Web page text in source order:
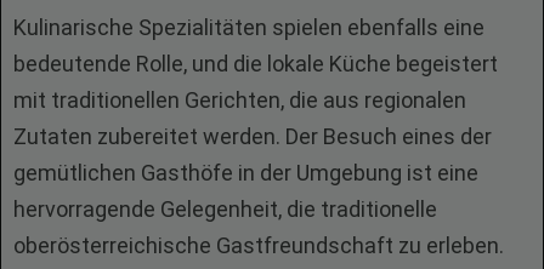
Kulinarische Spezialitäten spielen ebenfalls eine
bedeutende Rolle, und die lokale Küche begeistert
mit traditionellen Gerichten, die aus regionalen
Zutaten zubereitet werden. Der Besuch eines der
gemütlichen Gasthöfe in der Umgebung ist eine
hervorragende Gelegenheit, die traditionelle
oberösterreichische Gastfreundschaft zu erleben.